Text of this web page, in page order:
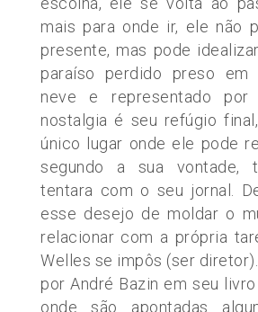
mais para onde ir, ele não
presente, mas pode
paraíso perdido preso
neve e representado
nostalgia é seu refúgio
único lugar onde ele pode
segundo a sua vontade,
tentara com o seu jornal.
esse desejo de moldar o
relacionar com a própria
Welles se impôs (ser
por André Bazin em seu
onde são apontadas